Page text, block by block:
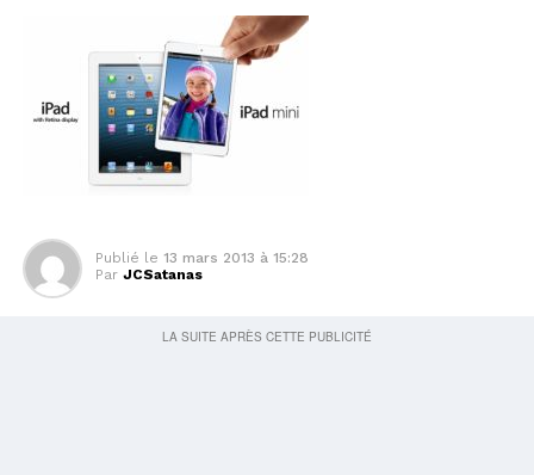
Publié le 13 mars 2013 à 15:28
Par JCSatanas